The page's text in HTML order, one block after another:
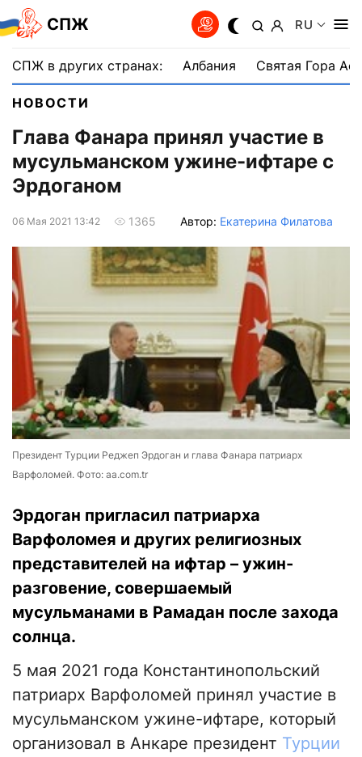
СПЖ RU
СПЖ в других странах: Албания Святая Гора
НОВОСТИ
Глава Фанара принял участие в
мусульманском ужине-ифтаре с
Эрдоганом
06 Мая 2021 13:42 1365 Автор: Екатерина Филатова
Президент Турции Реджеп Эрдоган и глава Фанара патриарх
Варфоломей. Фото: aa.com.tr
Эрдоган пригласил патриарха
Варфоломея и других религиозных
представителей на ифтар – ужин-
разговение, совершаемый
мусульманами в Рамадан после захода
солнца.
5 мая 2021 года Константинопольский
патриарх Варфоломей принял участие в
мусульманском ужине-ифтаре, который
организовал в Анкаре президент Турции